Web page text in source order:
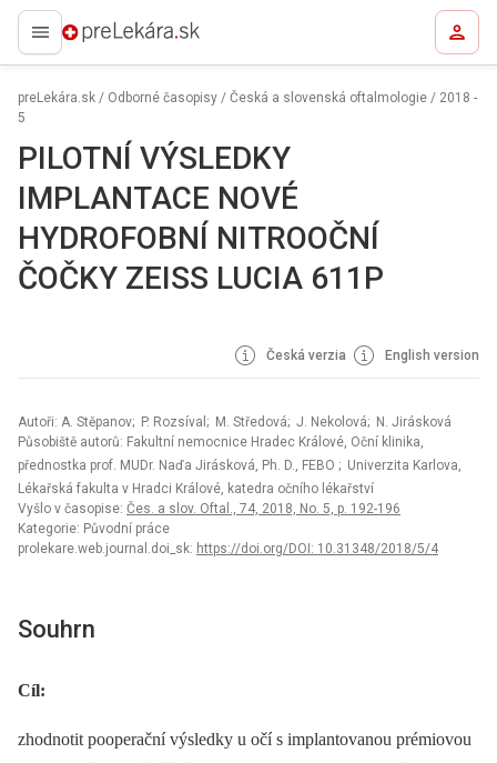
preLekára.sk
preLekára.sk / Odborné časopisy / Česká a slovenská oftalmologie / 2018 -
5
PILOTNÍ VÝSLEDKY
IMPLANTACE NOVÉ
HYDROFOBNÍ NITROOČNÍ
ČOČKY ZEISS LUCIA 611P
Česká verzia English version
Autoři: A. Stěpanov; P. Rozsíval; M. Středová; J. Nekolová; N. Jirásková
Působiště autorů: Fakultní nemocnice Hradec Králové, Oční klinika,
přednostka prof. MUDr. Naďa Jirásková, Ph. D., FEBO ; Univerzita Karlova,
Lékařská fakulta v Hradci Králové, katedra očního lékařství
Vyšlo v časopise: Čes. a slov. Oftal., 74, 2018, No. 5, p. 192-196
Kategorie: Původní práce
prolekare.web.journal.doi_sk: https://doi.org/DOI: 10.31348/2018/5/4
Souhrn
Cíl:
zhodnotit pooperační výsledky u očí s implantovanou prémiovou